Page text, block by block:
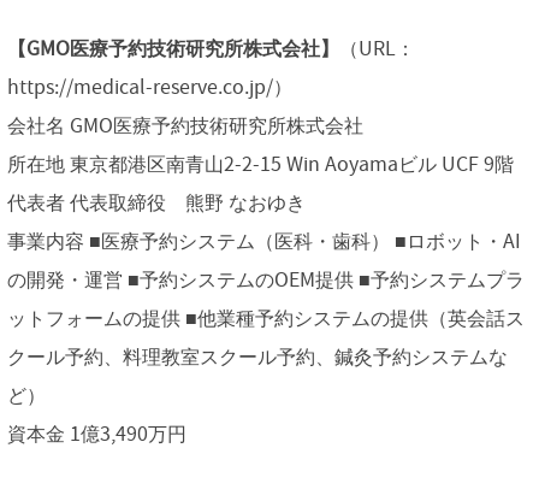
【GMO医療予約技術研究所株式会社】
（URL：
https://medical-reserve.co.jp/）
会社名 GMO医療予約技術研究所株式会社
所在地 東京都港区南青山2-2-15 Win Aoyamaビル UCF 9階
代表者 代表取締役 熊野 なおゆき
事業内容 ■医療予約システム（医科・歯科） ■ロボット・AI
の開発・運営 ■予約システムのOEM提供 ■予約システムプラ
ットフォームの提供 ■他業種予約システムの提供（英会話ス
クール予約、料理教室スクール予約、鍼灸予約システムな
ど）
資本金 1億3,490万円